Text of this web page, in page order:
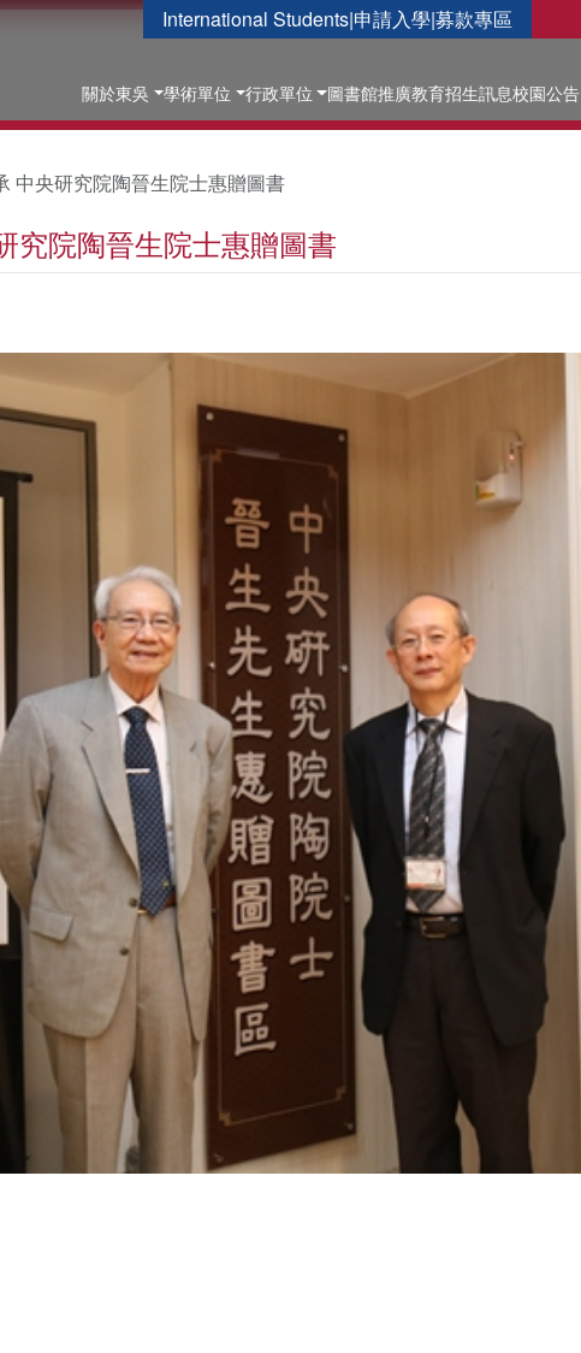
International Students|申請入學|募款專區
關於東吳 學術單位 行政單位 圖書館推廣教育招生訊息校園公告
中央研究院陶晉生院士惠贈圖書
究院陶晉生院士惠贈圖書